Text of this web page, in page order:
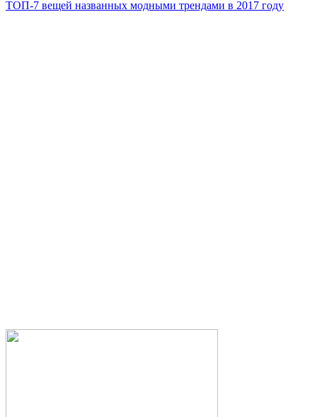
ТОП-7 вещей названных модными трендами в 2017 году